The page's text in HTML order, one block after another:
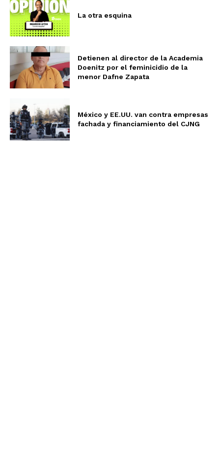
La otra esquina
Detienen al director de la Academia
Doenitz por el feminicidio de la
menor Dafne Zapata
México y EE.UU. van contra empresas
fachada y financiamiento del CJNG